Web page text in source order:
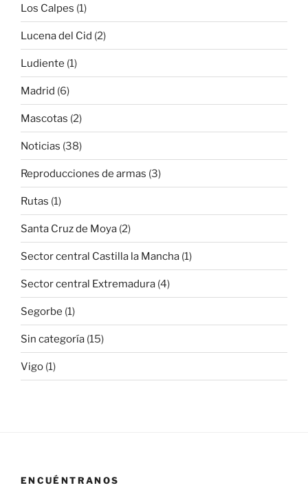
Los Calpes (1)
Lucena del Cid (2)
Ludiente (1)
Madrid (6)
Mascotas (2)
Noticias (38)
Reproducciones de armas (3)
Rutas (1)
Santa Cruz de Moya (2)
Sector central Castilla la Mancha (1)
Sector central Extremadura (4)
Segorbe (1)
Sin categoría (15)
Vigo (1)
ENCUÉNTRANOS